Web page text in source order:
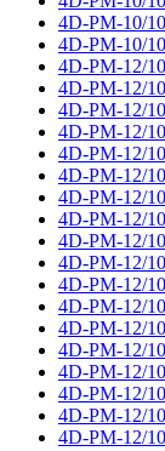
4D-PM-10/
4D-PM-10/
4D-PM-12/
4D-PM-12/
4D-PM-12/
4D-PM-12/
4D-PM-12/
4D-PM-12/
4D-PM-12/
4D-PM-12/
4D-PM-12/
4D-PM-12/
4D-PM-12/
4D-PM-12/
4D-PM-12/
4D-PM-12/
4D-PM-12/
4D-PM-12/
4D-PM-12/
4D-PM-12/